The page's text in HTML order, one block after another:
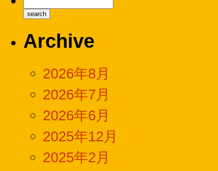
Archive
2026年8月
2026年7月
2026年6月
2025年12月
2025年2月